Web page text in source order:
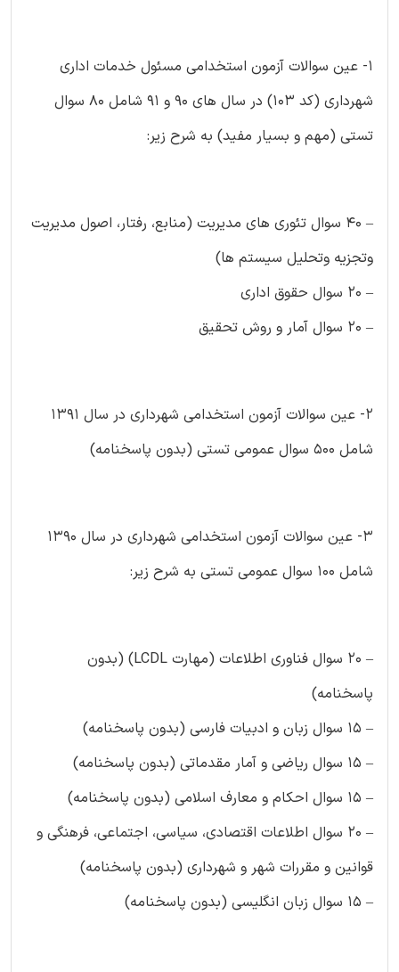
۱- عین سوالات آزمون استخدامی مسئول خدمات اداری
شهرداری (کد ۱۰۳) در سال های ۹۰ و ۹۱ شامل ۸۰ سوال
تستی (مهم و بسیار مفید) به شرح زیر:
– ۴۰ سوال تئوری های مدیریت (منابع، رفتار، اصول مدیریت
وتجزیه وتحلیل سیستم ها)
– ۲۰ سوال حقوق اداری
– ۲۰ سوال آمار و روش تحقیق
۲- عین سوالات آزمون استخدامی شهرداری در سال ۱۳۹۱
شامل ۵۰۰ سوال عمومی تستی (بدون پاسخنامه)
۳- عین سوالات آزمون استخدامی شهرداری در سال ۱۳۹۰
شامل ۱۰۰ سوال عمومی تستی به شرح زیر:
– ۲۰ سوال فناوری اطلاعات (مهارت LCDL) (بدون
پاسخنامه)
– ۱۵ سوال زبان و ادبیات فارسی (بدون پاسخنامه)
– ۱۵ سوال ریاضی و آمار مقدماتی (بدون پاسخنامه)
– ۱۵ سوال احکام و معارف اسلامی (بدون پاسخنامه)
– ۲۰ سوال اطلاعات اقتصادی، سیاسی، اجتماعی، فرهنگی و
قوانین و مقررات شهر و شهرداری (بدون پاسخنامه)
– ۱۵ سوال زبان انگلیسی (بدون پاسخنامه)